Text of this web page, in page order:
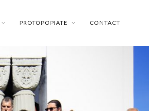
PROTOPOPIATE CONTACT